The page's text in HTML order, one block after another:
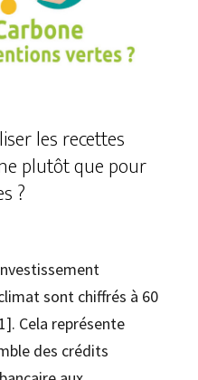
les recettes
plutôt que pour
?
sont chiffrés à 60
Cela représente
des crédits